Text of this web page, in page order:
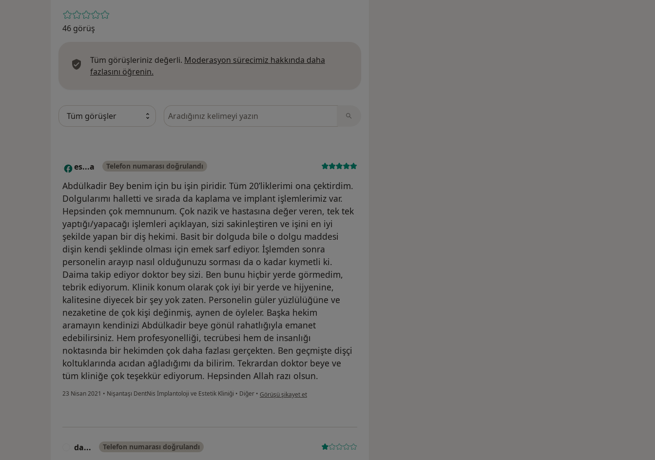
46 görüş
Tüm görüşleriniz değerli. Moderasyon sürecimiz hakkında daha
fazlasını öğrenin.
Görüşler içerisinde ara
E es...a Telefon numarası doğrulandı
Abdülkadir Bey benim için bu işin piridir. Tüm 20’liklerimi ona çektirdim.
Dolgularımı halletti ve sırada da kaplama ve implant işlemlerimiz var.
Hepsinden çok memnunum. Çok nazik ve hastasına değer veren, tek tek
yaptığı/yapacağı işlemleri açıklayan, sizi sakinleştiren ve işini en iyi
şekilde yapan bir diş hekimi. Basit bir dolguda bile o dolgu maddesi
dişin kendi şeklinde olması için emek sarf ediyor. İşlemden sonra
personelin arayıp nasıl olduğunuzu sorması da o kadar kıymetli ki.
Daima takip ediyor doktor bey sizi. Ben bunu hiçbir yerde görmedim,
tebrik ediyorum. Klinik konum olarak çok iyi bir yerde ve hijyenine,
kalitesine diyecek bir şey yok zaten. Personelin güler yüzlülüğüne ve
nezaketine de çok kişi değinmiş, aynen de öyleler. Başka hekim
aramayın kendinizi Abdülkadir beye gönül rahatlığıyla emanet
edebilirsiniz. Hem profesyonelliği, tecrübesi hem de insanlığı
noktasında bir hekimden çok daha fazlası gerçekten. Ben geçmişte dişçi
koltuklarında acıdan ağladığımı da bilirim. Tekrardan doktor beye ve
tüm kliniğe çok teşekkür ediyorum. Hepsinden Allah razı olsun.
23 Nisan 2021 • Nişantaşı DentNis İmplantoloji ve Estetik Kliniği • Diğer • kullanıcının görüşüne göre es...a
Görüşü şikayet et
da... Telefon numarası doğrulandı